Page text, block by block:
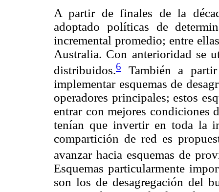
A partir de finales de la
adoptado políticas de
incremental promedio; entre
Australia. Con anterioridad se
distribuidos.6
También a
implementar esquemas de
operadores principales; estos
entrar con mejores condiciones
tenían que invertir en toda la
compartición de red es
avanzar hacia esquemas de
Esquemas particularmente
son los de desagregación del